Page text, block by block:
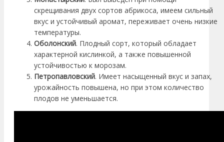
скрещивания двух сортов абрикоса, имеем сильный
вкус и устойчивый аромат, переживает очень низкие
температуры.
Оболонский. Плодный сорт, который обладает
характерной кислинкой, а также повышенной
устойчивостью к морозам.
Петропавловский. Имеет насыщенный вкус и запах,
урожайность повышена, но при этом количество
плодов не уменьшается.